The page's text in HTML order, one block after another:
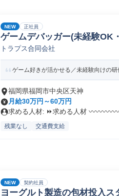
NEW 正社員
ゲームデバッガー(未経験OK
トラプス合同会社
ゲーム好きが活かせる／未経験向けの
福岡県福岡市中央区天神
月給30万円～60万円
求める人材: ⏩求める人材 〰〰〰〰
残業なし 交通費支給
NEW 契約社員
ヨーグルト製造の包材投入ス